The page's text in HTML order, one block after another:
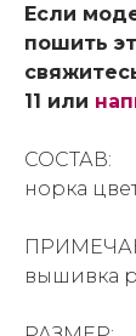
Если
пошить
11 или
СОСТАВ:
норка
вышивка